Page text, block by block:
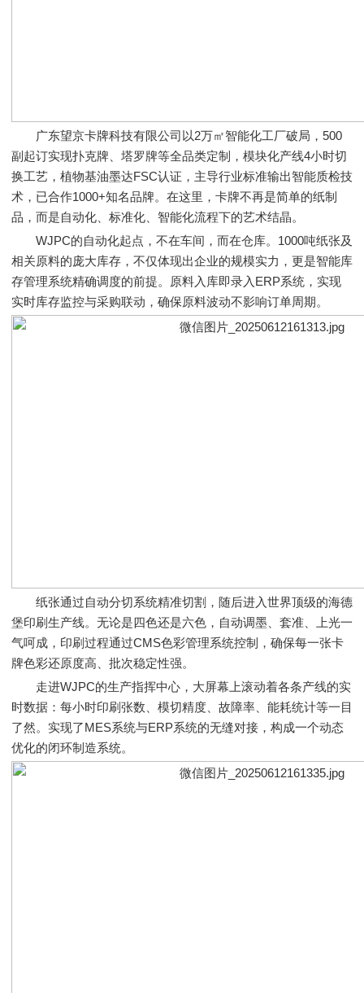
广东望京卡牌科技有限公司以2万㎡智能化工厂破局，500
副起订实现扑克牌、塔罗牌等全品类定制，模块化产线4小时切
换工艺，植物基油墨达FSC认证，主导行业标准输出智能质检技
术，已合作1000+知名品牌。在这里，卡牌不再是简单的纸制
品，而是自动化、标准化、智能化流程下的艺术结晶。
WJPC的自动化起点，不在车间，而在仓库。1000吨纸张及
相关原料的庞大库存，不仅体现出企业的规模实力，更是智能库
存管理系统精确调度的前提。原料入库即录入ERP系统，实现
实时库存监控与采购联动，确保原料波动不影响订单周期。
纸张通过自动分切系统精准切割，随后进入世界顶级的海德
堡印刷生产线。无论是四色还是六色，自动调墨、套准、上光一
气呵成，印刷过程通过CMS色彩管理系统控制，确保每一张卡
牌色彩还原度高、批次稳定性强。
走进WJPC的生产指挥中心，大屏幕上滚动着各条产线的实
时数据：每小时印刷张数、模切精度、故障率、能耗统计等一目
了然。实现了MES系统与ERP系统的无缝对接，构成一个动态
优化的闭环制造系统。